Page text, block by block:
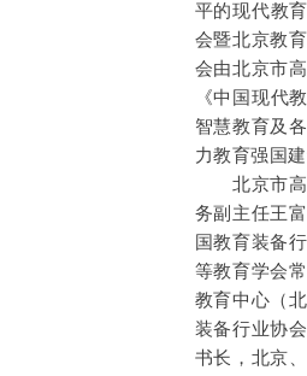
平的现代教
会暨北京教
会由北京市
《中国现代
智慧教育及
力教育强国建
北京市高
务副主任王
国教育装备
等教育学会
教育中心（
装备行业协
书长，北京